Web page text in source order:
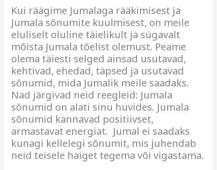
Kui räägime Jumalaga rääkimisest ja
Jumala sõnumite kuulmisest, on meile
eluliselt oluline täielikult ja sügavalt
mõista Jumala tõelist olemust. Peame
olema täiesti selged ainsad usutavad,
kehtivad, ehedad, täpsed ja usutavad
sõnumid, mida Jumalik meile saadaks.
Nad järgivad neid reegleid: Jumala
sõnumid on alati sinu huvides. Jumala
sõnumid kannavad positiivset,
armastavat energiat. Jumal ei saadaks
kunagi kellelegi sõnumit, mis juhendab
neid teisele haiget tegema või vigastama.